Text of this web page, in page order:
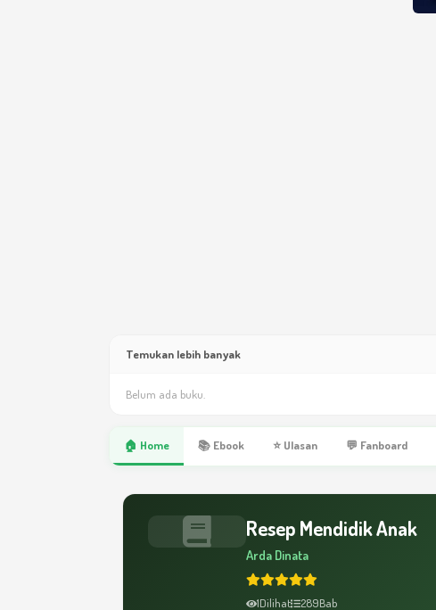
Temukan lebih banyak
Belum ada buku.
🏠 Home 📚 Ebook ⭐ Ulasan 💬 Fanboard
Resep Mendidik Anak
Arda Dinata
1Dilihat 289Bab